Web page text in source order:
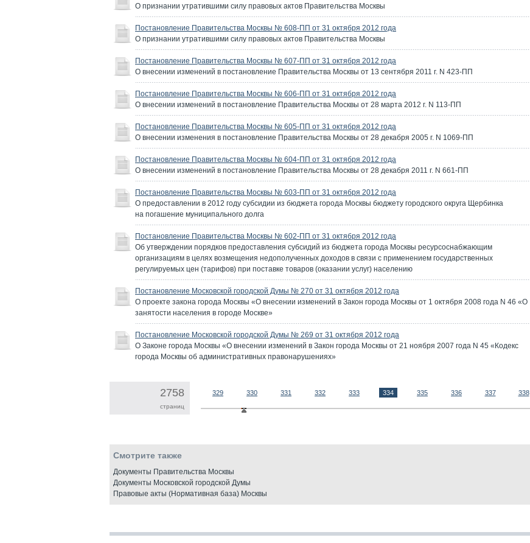
О признании утратившими силу правовых актов Правительства Москвы
Постановление Правительства Москвы № 608-ПП от 31 октября 2012 года
О признании утратившими силу правовых актов Правительства Москвы
Постановление Правительства Москвы № 607-ПП от 31 октября 2012 года
О внесении изменений в постановление Правительства Москвы от 13 сентября 2011 г. N 423-ПП
Постановление Правительства Москвы № 606-ПП от 31 октября 2012 года
О внесении изменений в постановление Правительства Москвы от 28 марта 2012 г. N 113-ПП
Постановление Правительства Москвы № 605-ПП от 31 октября 2012 года
О внесении изменения в постановление Правительства Москвы от 28 декабря 2005 г. N 1069-ПП
Постановление Правительства Москвы № 604-ПП от 31 октября 2012 года
О внесении изменений в постановление Правительства Москвы от 28 декабря 2011 г. N 661-ПП
Постановление Правительства Москвы № 603-ПП от 31 октября 2012 года
О предоставлении в 2012 году субсидии из бюджета города Москвы бюджету городского округа Щербинка
на погашение муниципального долга
Постановление Правительства Москвы № 602-ПП от 31 октября 2012 года
Об утверждении порядков предоставления субсидий из бюджета города Москвы ресурсоснабжающим
организациям в целях возмещения недополученных доходов в связи с применением государственных
регулируемых цен (тарифов) при поставке товаров (оказании услуг) населению
Постановление Московской городской Думы № 270 от 31 октября 2012 года
О проекте закона города Москвы «О внесении изменений в Закон города Москвы от 1 октября 2008 года N 46 «О
занятости населения в городе Москве»
Постановление Московской городской Думы № 269 от 31 октября 2012 года
О Законе города Москвы «О внесении изменений в Закон города Москвы от 21 ноября 2007 года N 45 «Кодекс
города Москвы об административных правонарушениях»
2758
страниц
329 330 331 332 333 334 335 336 337 338
Смотрите также
Документы Правительства Москвы
Документы Московской городской Думы
Правовые акты (Нормативная база) Москвы